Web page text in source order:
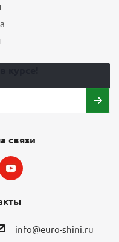
связи
info@euro-shini.ru